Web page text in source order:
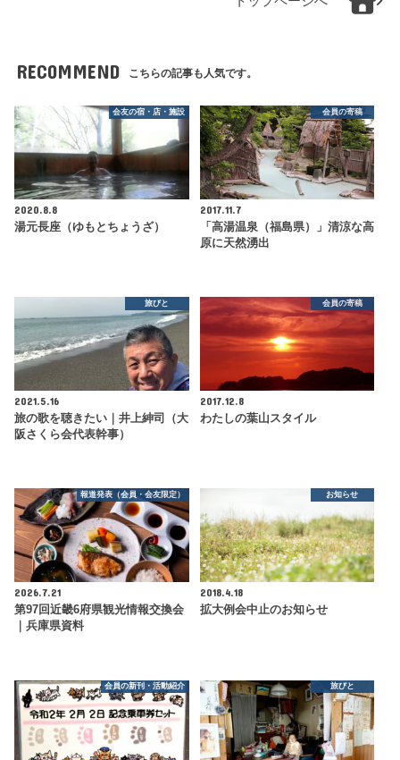
RECOMMEND こちらの記事も人気です。
会友の宿・店・施設
2020.8.8
湯元長座（ゆもとちょうざ）
会員の寄稿
2017.11.7
「高湯温泉（福島県）」清涼な高
原に天然湧出
旅びと
2021.5.16
旅の歌を聴きたい｜井上紳司（大
阪さくら会代表幹事）
会員の寄稿
2017.12.8
わたしの葉山スタイル
報道発表（会員・会友限定）
2026.7.21
第97回近畿6府県観光情報交換会
｜兵庫県資料
お知らせ
2018.4.18
拡大例会中止のお知らせ
会員の新刊・活動紹介 旅びと